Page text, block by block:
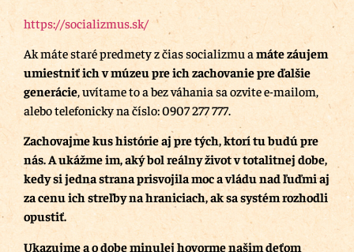
https://socializmus.sk/
Ak máte staré predmety z čias socializmu amáte záujem
umiestniť ich v múzeu pre ich zachovanie pre ďalšie
generácie, uvítame to a bez váhania sa ozvite e-mailom,
alebo telefonicky na číslo: 0907 277 777.
Zachovajme kus histórie aj pre tých, ktorí tu budú pre
nás.A ukážme im, aký bol reálny život v totalitnej dobe,
kedy si jedna strana prisvojila moc a vládu nad ľuďmi aj
za cenu ich streľby na hraniciach, ak sa systém rozhodli
opustiť.
Ukazujme a o dobe minulej hovorme našim deťom